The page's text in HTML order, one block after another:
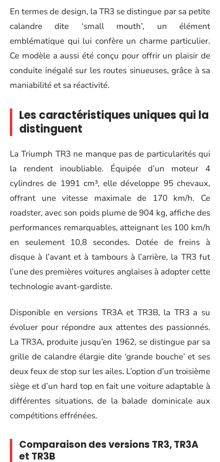
En termes de design, la TR3 se distingue par sa petite
calandre dite ‘small mouth’, un élément
emblématique qui lui confère un charme particulier.
Ce modèle a aussi été conçu pour offrir un plaisir de
conduite inégalé sur les routes sinueuses, grâce à sa
maniabilité et sa réactivité.
Les caractéristiques uniques qui la
distinguent
La Triumph TR3 ne manque pas de particularités qui
la rendent inoubliable. Équipée d’un moteur 4
cylindres de 1991 cm³, elle développe 95 chevaux,
offrant une vitesse maximale de 170 km/h. Ce
roadster, avec son poids plume de 904 kg, affiche des
performances remarquables, atteignant les 100 km/h
en seulement 10,8 secondes. Dotée de freins à
disque à l’avant et à tambours à l’arrière, la TR3 fut
l’une des premières voitures anglaises à adopter cette
technologie avant-gardiste.
Disponible en versions TR3A et TR3B, la TR3 a su
évoluer pour répondre aux attentes des passionnés.
La TR3A, produite jusqu’en 1962, se distingue par sa
grille de calandre élargie dite ‘grande bouche’ et ses
deux feux de stop sur les ailes. L’option d’un troisième
siège et d’un hard top en fait une voiture adaptable à
différentes situations, de la balade dominicale aux
compétitions effrénées.
Comparaison des versions TR3, TR3A
et TR3B